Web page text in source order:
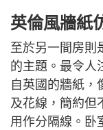
英倫風牆紙
至於另一間房則
的主題。最令人
自英國的牆紙，
及花線，簡約但
用作分隔線。卧